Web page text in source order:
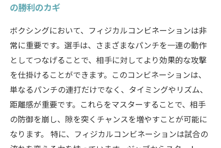
試合での勝利：フィジカルコンビネーションの
強さに加えて必要なもの：フィジカルコンビネ
ーションの影響
次のステップへ：フィジカルコンビネーション
の進化と新たな挑戦
の勝利のカギ
ボクシングにおいて、フィジカルコンビネーションは非
常に重要です。選手は、さまざまなパンチを一連の動作
としてつなげることで、相手に対してより効果的な攻撃
を仕掛けることができます。このコンビネーションは、
単なるパンチの連打だけでなく、タイミングやリズム、
距離感が重要です。これらをマスターすることで、相手
の防御を崩し、隙を突くチャンスを増やすことが可能に
なります。 特に、フィジカルコンビネーションは試合の